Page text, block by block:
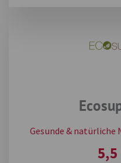
Gesunde &
5,5